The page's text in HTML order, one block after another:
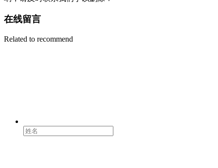
在线留言
Related to recommend